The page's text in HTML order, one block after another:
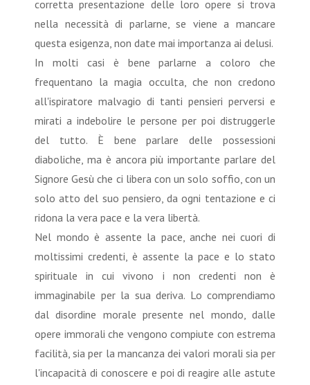
corretta presentazione delle loro opere si trova
nella necessità di parlarne, se viene a mancare
questa esigenza, non date mai importanza ai delusi.
In molti casi è bene parlarne a coloro che
frequentano la magia occulta, che non credono
all'ispiratore malvagio di tanti pensieri perversi e
mirati a indebolire le persone per poi distruggerle
del tutto. È bene parlare delle possessioni
diaboliche, ma è ancora più importante parlare del
Signore Gesù che ci libera con un solo soffio, con un
solo atto del suo pensiero, da ogni tentazione e ci
ridona la vera pace e la vera libertà.
Nel mondo è assente la pace, anche nei cuori di
moltissimi credenti, è assente la pace e lo stato
spirituale in cui vivono i non credenti non è
immaginabile per la sua deriva. Lo comprendiamo
dal disordine morale presente nel mondo, dalle
opere immorali che vengono compiute con estrema
facilità, sia per la mancanza dei valori morali sia per
l'incapacità di conoscere e poi di reagire alle astute